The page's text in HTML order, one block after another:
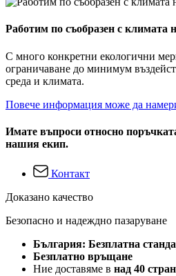
Работим по съобразен с климата
С много конкретни екологични
ограничаване до минимум
среда и климата.
Повече информация може да
Имате въпроси относно
нашия екип.
Контакт
Доказано качество
Безопасно и надеждно пазаруване
България: Безплатна
Безплатно връщане
Ние доставяме в над 40